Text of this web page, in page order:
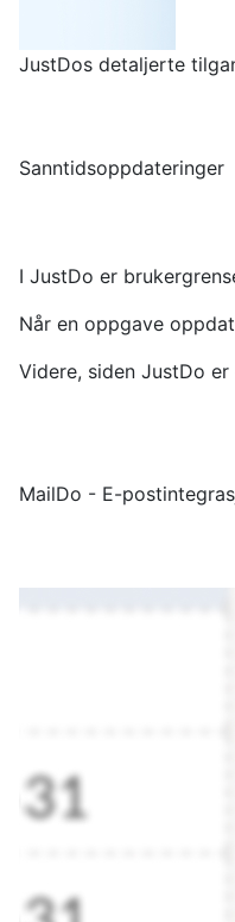
JustDos detaljerte
Sanntidsoppdateringer
I JustDo er
Når en oppgave
Videre, siden JustDo
MailDo - E-